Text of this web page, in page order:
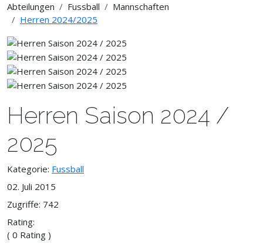
Abteilungen Fussball
Mannschaften
Herren 2024/2025
Herren Saison 2024 /
2025
Kategorie: Fussball
02. Juli 2015
Zugriffe: 742
Rating:
( 0 Rating )